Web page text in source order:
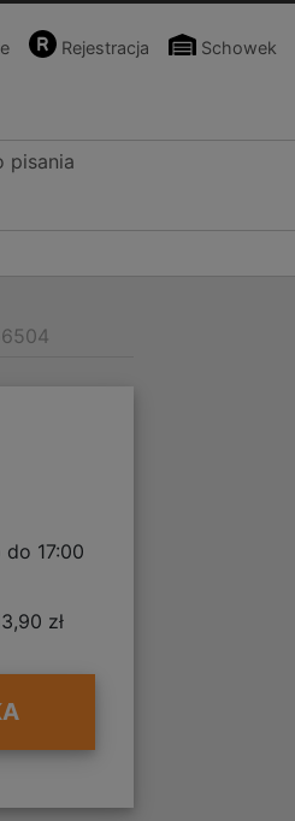
Rejestracja Schowek
pisania
do 17:00
zł